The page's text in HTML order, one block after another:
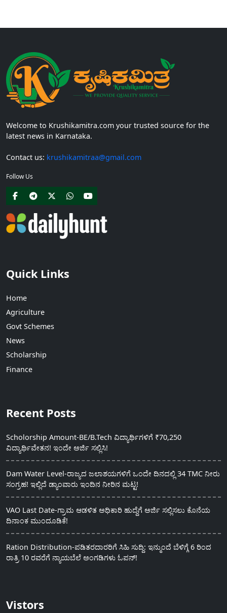
Welcome to Krushikamitra.com your trusted source for the
latest news in Karnataka.
Contact us: krushikamitraa@gmail.com
Follow Us
Quick Links
Home
Agriculture
Govt Schemes
News
Scholarship
Finance
Recent Posts
Scholorship Amount-BE/B.Tech ವಿದ್ಯಾರ್ಥಿಗಳಿಗೆ ₹70,250
ವಿದ್ಯಾರ್ಥಿವೇತನ! ಇಂದೇ ಅರ್ಜಿ ಸಲ್ಲಿಸಿ!
Dam Water Level-ರಾಜ್ಯದ ಜಲಾಶಯಗಳಿಗೆ ಒಂದೇ ದಿನದಲ್ಲಿ 34 TMC ನೀರು
ಸಂಗ್ರಹ! ಇಲ್ಲಿದೆ ಡ್ಯಾಂವಾರು ಇಂದಿನ ನೀರಿನ ಮಟ್ಟ!
VAO Last Date-ಗ್ರಾಮ ಆಡಳಿತ ಅಧಿಕಾರಿ ಹುದ್ದೆಗೆ ಅರ್ಜಿ ಸಲ್ಲಿಸಲು ಕೊನೆಯ
ದಿನಾಂಕ ಮುಂದೂಡಿಕೆ!
Ration Distribution-ಪಡಿತರದಾರರಿಗೆ ಸಿಹಿ ಸುದ್ದಿ: ಇನ್ಮುಂದೆ ಬೆಳಿಗ್ಗೆ 6 ರಿಂದ
ರಾತ್ರಿ 10 ರವರೆಗೆ ನ್ಯಾಯಬೆಲೆ ಅಂಗಡಿಗಳು ಓಪನ್!
Vistors